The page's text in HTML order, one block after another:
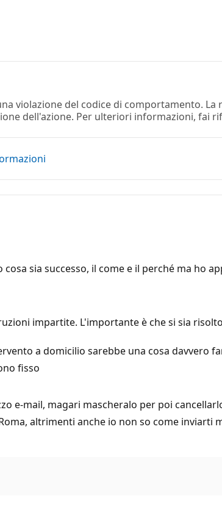
violazione del codice di comportamento.
dell'azione. Per ulteriori informazioni, fai
sia successo, il come e il perché ma ho
impartite. L'importante è che si sia
a domicilio sarebbe una cosa davvero
fisso
e-mail, magari mascheralo per poi
altrimenti anche io non so come inviarti